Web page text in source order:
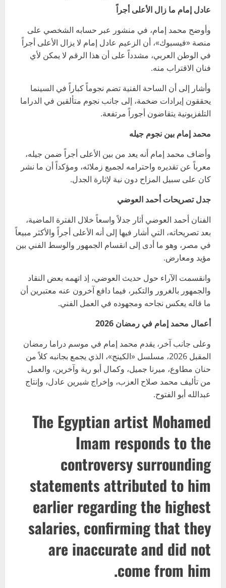
عادل إمام ما زال الأعلى أجراً
وأوضح محمد إمام، في منشور عبر حسابه الشخصي على
منصة «فيسبوك»، أن الزعيم عادل إمام لا يزال الأعلى أجراً
في الوطن العربي، مشدداً على أن هذا الرقم لا يمكن لأي
فنان الاقتراب منه.
وأشار إلى أن الساحة الفنية تضم نجوماً كباراً في السينما
يحققون إيرادات ضخمة، إلى جانب نجوم متألقين في الدراما
التلفزيونية يتقاضون أجوراً مرتفعة.
محمد إمام بين نجوم جيله
وأضاف محمد إمام أنه يعد من بين الأعلى أجراً ضمن جيله،
معرباً عن تقديره واحترامه لجميع زملائه، ومؤكداً أن ما نشر
كان على سبيل المزاح دون نية لإثارة الجدل.
جدل تصريحات أحمد العوضي
الفنان أحمد العوضي أثار جدلاً واسعاً خلال الفترة الماضية،
بعد تصريحاته، التي أشار فيها إلى أنه الأعلى أجراً والأكثر مبيعاً
في مصر، وهو ما أدى إلى انقسام الجمهور والوسط الفني بين
مؤيد ومعارض.
وانقسمت الآراء حول حديث العوضي، إذ اتهمه بعض النقاد
والجمهور بالغرور والتكبر، فيما دافع آخرون عنه معتبرين أن
ما قاله يعكس نجاحه ومجهوده في العمل الفني.
أعمال محمد إمام في رمضان 2026
وعلى جانب آخر، يقدم محمد إمام في موسم دراما رمضان
المقبل 2026، مسلسل «الكينج»، الذي يجمع بجانبه كلاً من
حنان مطاوع، ميرنا جميل، وكمال أبو رية وآخرين، والعمل
من تأليف محمد صلاح العزب، وإخراج شيرين عادل، وإنتاج
عبدالله أبو الفتوح.
The Egyptian artist Mohamed
Imam responds to the
controversy surrounding
statements attributed to him
earlier regarding the highest
salaries, confirming that they
are inaccurate and did not
come from him.